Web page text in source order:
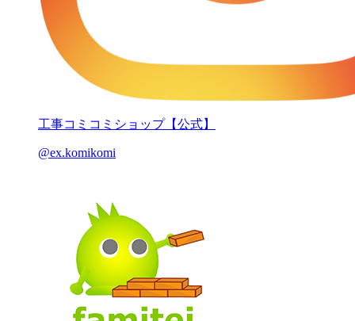
工事コミコミショップ【公式】
@ex.komikomi